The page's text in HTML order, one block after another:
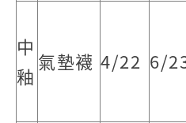
中
釉
氣墊襪 4/22 6/